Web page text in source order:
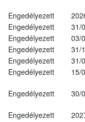
Engedélyezett
Engedélyezett
31/
Engedélyezett
03/
Engedélyezett
31/
Engedélyezett
31/
Engedélyezett
15/
Engedélyezett 30/
Engedélyezett